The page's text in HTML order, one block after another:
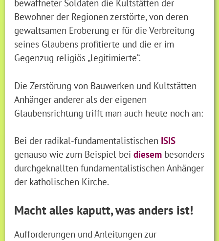
bewaffneter Soldaten die Kultstätten der
Bewohner der Regionen zerstörte, von deren
gewaltsamen Eroberung er für die Verbreitung
seines Glaubens profitierte und die er im
Gegenzug religiös „legitimierte“.
Die Zerstörung von Bauwerken und Kultstätten
Anhänger anderer als der eigenen
Glaubensrichtung trifft man auch heute noch an:
Bei der radikal-fundamentalistischen ISIS
genauso wie zum Beispiel beidiesem besonders
durchgeknallten fundamentalistischen Anhänger
der katholischen Kirche.
Macht alles kaputt, was anders ist!
Aufforderungen und Anleitungen zur